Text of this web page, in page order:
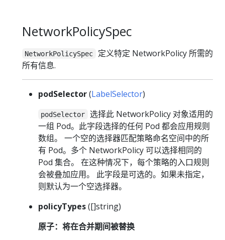
NetworkPolicySpec
NetworkPolicySpec
定义特定 NetworkPolicy 所需的
所有信息.
podSelector(LabelSelector)
podSelector
选择此 NetworkPolicy 对象适用的
一组 Pod。此字段选择的任何 Pod 都会应用规则
数组。 一个空的选择器匹配策略命名空间中的所
有 Pod。多个 NetworkPolicy 可以选择相同的
Pod 集合。 在这种情况下，每个策略的入口规则
会被叠加应用。 此字段是可选的。如果未指定，
则默认为一个空选择器。
policyTypes([]string)
原子：将在合并期间被替换